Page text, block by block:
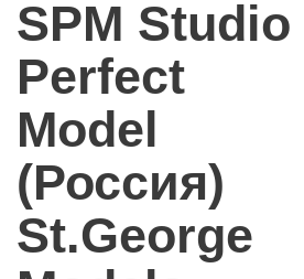
SPM Studio
Perfect
Model
(Россия)
St.George